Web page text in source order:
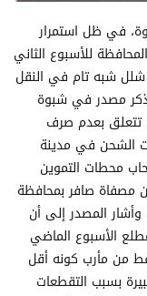
في ظل استمرار
للأسبوع الثاني
شلل شبه تام في النقل
وذكر مصدر في شبوة
تتعلق بعدم صرف
الشحن في مدينة
محطات التموين
مصفاة صافر بمحافظة
المصدر إلى أن
الأسبوع الماضي
من مأرب كونه أقل
بسبب التقطعات